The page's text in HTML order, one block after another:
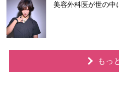
美容外科医が世の中
もっ